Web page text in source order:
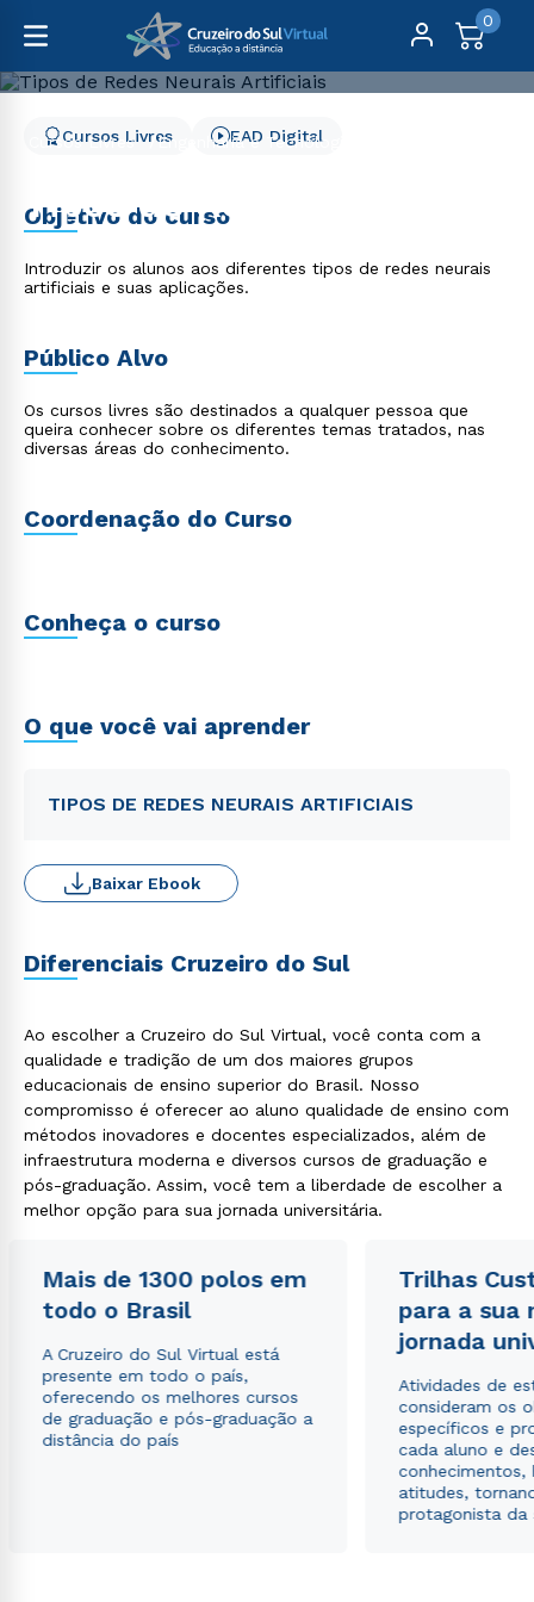
0
Cursos Livres
Engenharia e Tecnologia
Tipos de Redes Neurais
Artificiais
Cursos Livres EAD Digital
Objetivo do curso
Introduzir os alunos aos diferentes tipos de redes neurais
artificiais e suas aplicações.
Público Alvo
Os cursos livres são destinados a qualquer pessoa que
queira conhecer sobre os diferentes temas tratados, nas
diversas áreas do conhecimento.
Coordenação do Curso
Conheça o curso
O que você vai aprender
TIPOS DE REDES NEURAIS ARTIFICIAIS
Baixar Ebook
Diferenciais Cruzeiro do Sul
Ao escolher a Cruzeiro do Sul Virtual, você conta com a
qualidade e tradição de um dos maiores grupos
educacionais de ensino superior do Brasil. Nosso
compromisso é oferecer ao aluno qualidade de ensino com
métodos inovadores e docentes especializados, além de
infraestrutura moderna e diversos cursos de graduação e
pós-graduação. Assim, você tem a liberdade de escolher a
melhor opção para sua jornada universitária.
Mais de 1300 polos em
todo o Brasil
A Cruzeiro do Sul Virtual está
presente em todo o país,
oferecendo os melhores cursos
de graduação e pós-graduação a
distância do país
Trilhas
para a sua
jornada
Atividades de
consideram os
específicos e
cada aluno e
conhecimentos,
atitudes,
protagonista da